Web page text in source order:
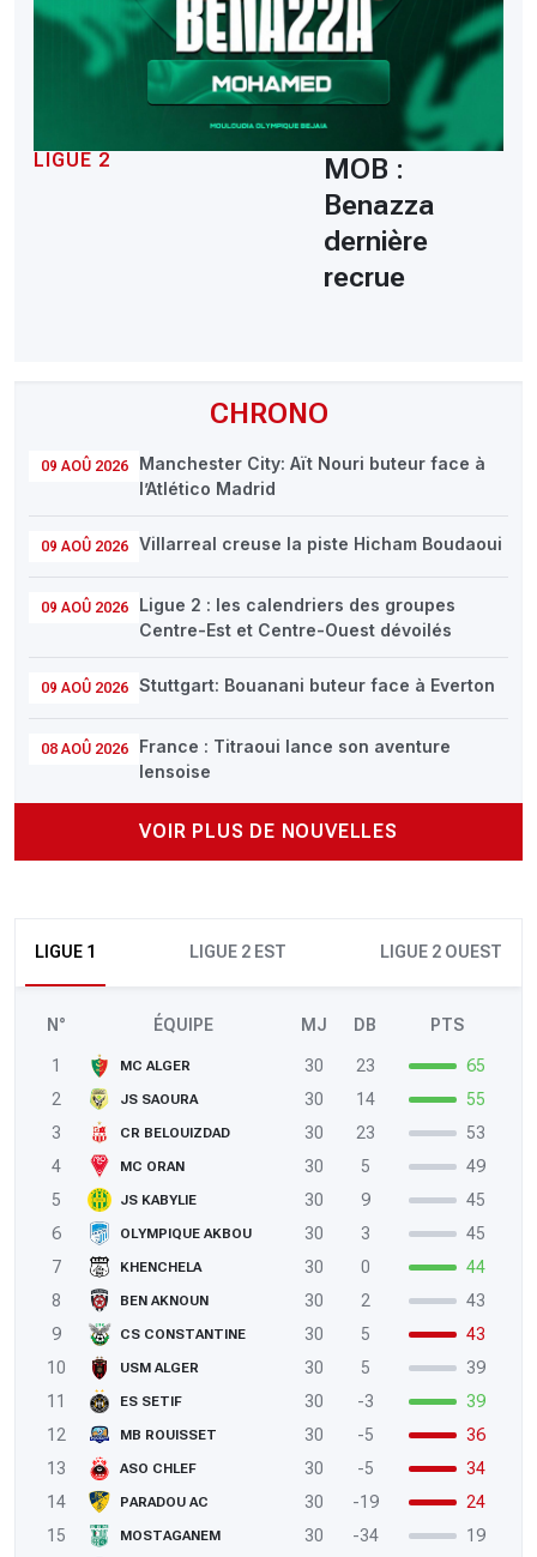
CHRONO
09 AOÛ 2026
Manchester City: Aït Nouri buteur face à
l’Atlético Madrid
09 AOÛ 2026 Villarreal creuse la piste Hicham Boudaoui
09 AOÛ 2026
Ligue 2 : les calendriers des groupes
Centre-Est et Centre-Ouest dévoilés
09 AOÛ 2026 Stuttgart: Bouanani buteur face à Everton
08 AOÛ 2026
France : Titraoui lance son aventure
lensoise
VOIR PLUS DE NOUVELLES
LIGUE 1 LIGUE 2 EST LIGUE 2 OUEST
N° ÉQUIPE MJ DB PTS
1 MC ALGER 30 23
65
2
JS SAOURA 30 14
55
3
CR BELOUIZDAD 30 23
53
4
MC ORAN 30 5
49
5
JS KABYLIE 30 9
45
6
OLYMPIQUE AKBOU 30 3
45
7
KHENCHELA 30 0
44
8
BEN AKNOUN 30 2
43
9
CS CONSTANTINE 30 5
43
10
USM ALGER 30 5
39
11
ES SETIF 30 -3
39
12
MB ROUISSET 30 -5
36
13
ASO CHLEF 30 -5
34
14
PARADOU AC 30 -19
24
15
MOSTAGANEM 30 -34
19
LIGUE 2
MOB :
Benazza
dernière
recrue